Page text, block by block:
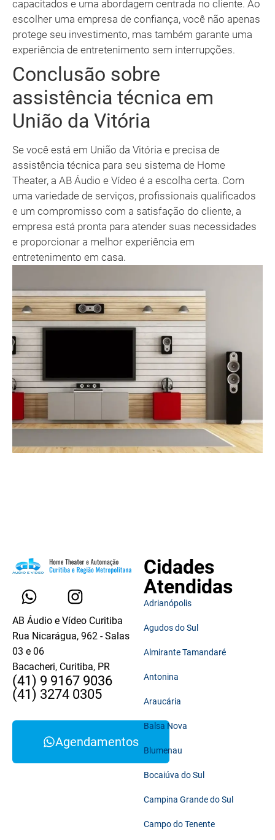
capacitados e uma abordagem centrada no cliente. Ao
escolher uma empresa de confiança, você não apenas
protege seu investimento, mas também garante uma
experiência de entretenimento sem interrupções.
Conclusão sobre
assistência técnica em
União da Vitória
Se você está em União da Vitória e precisa de
assistência técnica para seu sistema de Home
Theater, a AB Áudio e Vídeo é a escolha certa. Com
uma variedade de serviços, profissionais qualificados
e um compromisso com a satisfação do cliente, a
empresa está pronta para atender suas necessidades
e proporcionar a melhor experiência em
entretenimento em casa.
AB Áudio e Vídeo Curitiba
Rua Nicarágua, 962 - Salas
03 e 06
Bacacheri, Curitiba, PR
(41) 9 9167 9036
(41) 3274 0305
Agendamentos
Cidades
Atendidas
Adrianópolis
Agudos do Sul
Almirante Tamandaré
Antonina
Araucária
Balsa Nova
Blumenau
Bocaiúva do Sul
Campina Grande do Sul
Campo do Tenente